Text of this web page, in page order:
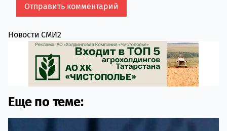
Новости СМИ2
Еще по теме: